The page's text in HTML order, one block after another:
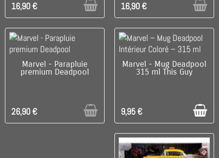
16,90 € 16,90 €
RUPTURE DE STOCK
Marvel - Parapluie
premium Deadpool
26,90 €
C'EST LE DERNIER !
Marvel - Mug Deadpool
315 ml This Guy
9,95 €